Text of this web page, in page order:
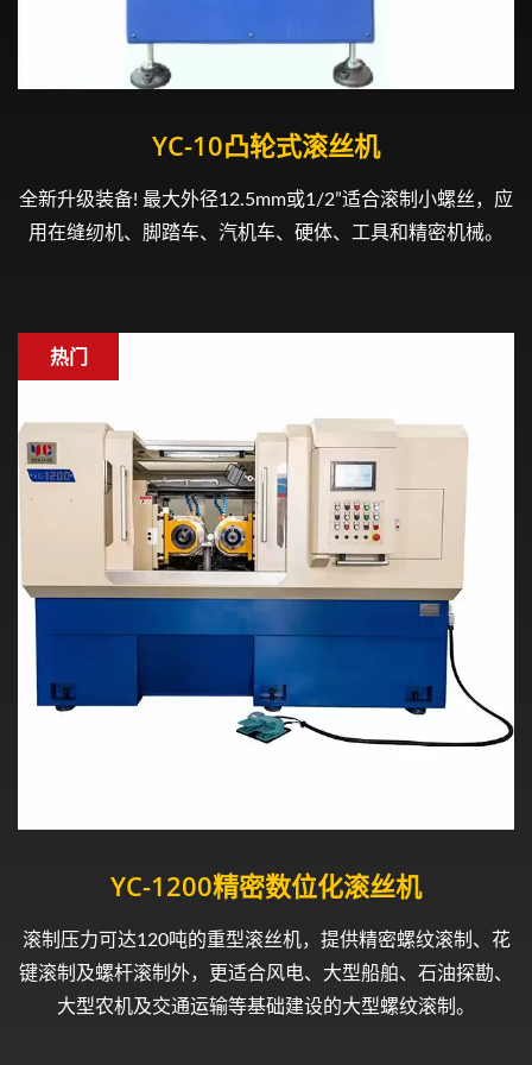
YC-10凸轮式滚丝机
全新升级装备! 最大外径12.5mm或1/2”适合滚制小螺丝，应
用在缝纫机、脚踏车、汽机车、硬体、工具和精密机械。
热门
YC-1200精密数位化滚丝机
滚制压力可达120吨的重型滚丝机，提供精密螺纹滚制、花
键滚制及螺杆滚制外，更适合风电、大型船舶、石油探勘、
大型农机及交通运输等基础建设的大型螺纹滚制。